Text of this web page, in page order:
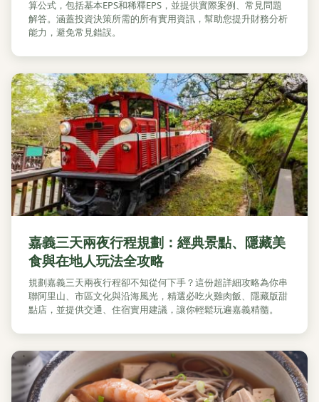
算公式，包括基本EPS和稀釋EPS，並提供實際案例、常見問題
解答。涵蓋投資決策所需的所有實用資訊，幫助您提升財務分析
能力，避免常見錯誤。
嘉義三天兩夜行程規劃：經典景點、隱藏美
食與在地人玩法全攻略
規劃嘉義三天兩夜行程卻不知從何下手？這份超詳細攻略為你串
聯阿里山、市區文化與沿海風光，精選必吃火雞肉飯、隱藏版甜
點店，並提供交通、住宿實用建議，讓你輕鬆玩遍嘉義精髓。